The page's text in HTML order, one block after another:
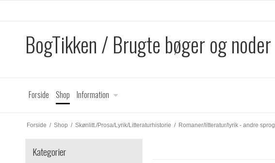
BogTikken / Brugte bøger og noder
Forside Shop Information
Forside / Shop / Skønlitt./Prosa/Lyrik/Litteraturhistorie / Romaner/litteratur/lyrik - andre sprog
Kategorier